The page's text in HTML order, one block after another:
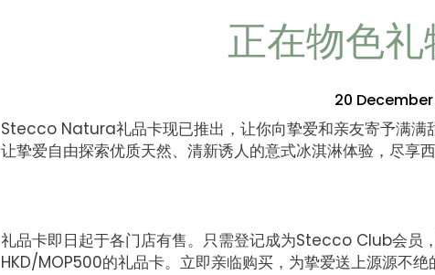
正在物色礼
20
Stecco Natura礼品卡现已推出，让你向挚爱和亲友寄予满满
让挚爱自由探索优质天然、清新诱人的意式冰淇淋体验，尽享
礼品卡即日起于各门店有售。只需登记成为Stecco Club会员
HKD/MOP500的礼品卡。立即亲临购买，为挚爱送上源源不绝